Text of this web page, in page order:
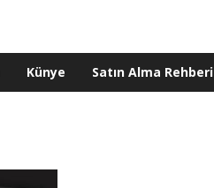
Künye Satın Alma Rehberi